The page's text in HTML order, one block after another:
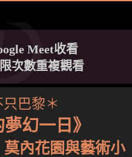
Meet收看
次數重複觀看
巴黎＊
幻一日》
內花園與藝術小